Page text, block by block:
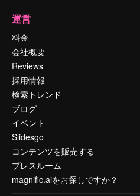
運営
料金
会社概要
Reviews
採用情報
検索トレンド
ブログ
イベント
Slidesgo
コンテンツを販売する
プレスルーム
magnific.aiをお探しですか？